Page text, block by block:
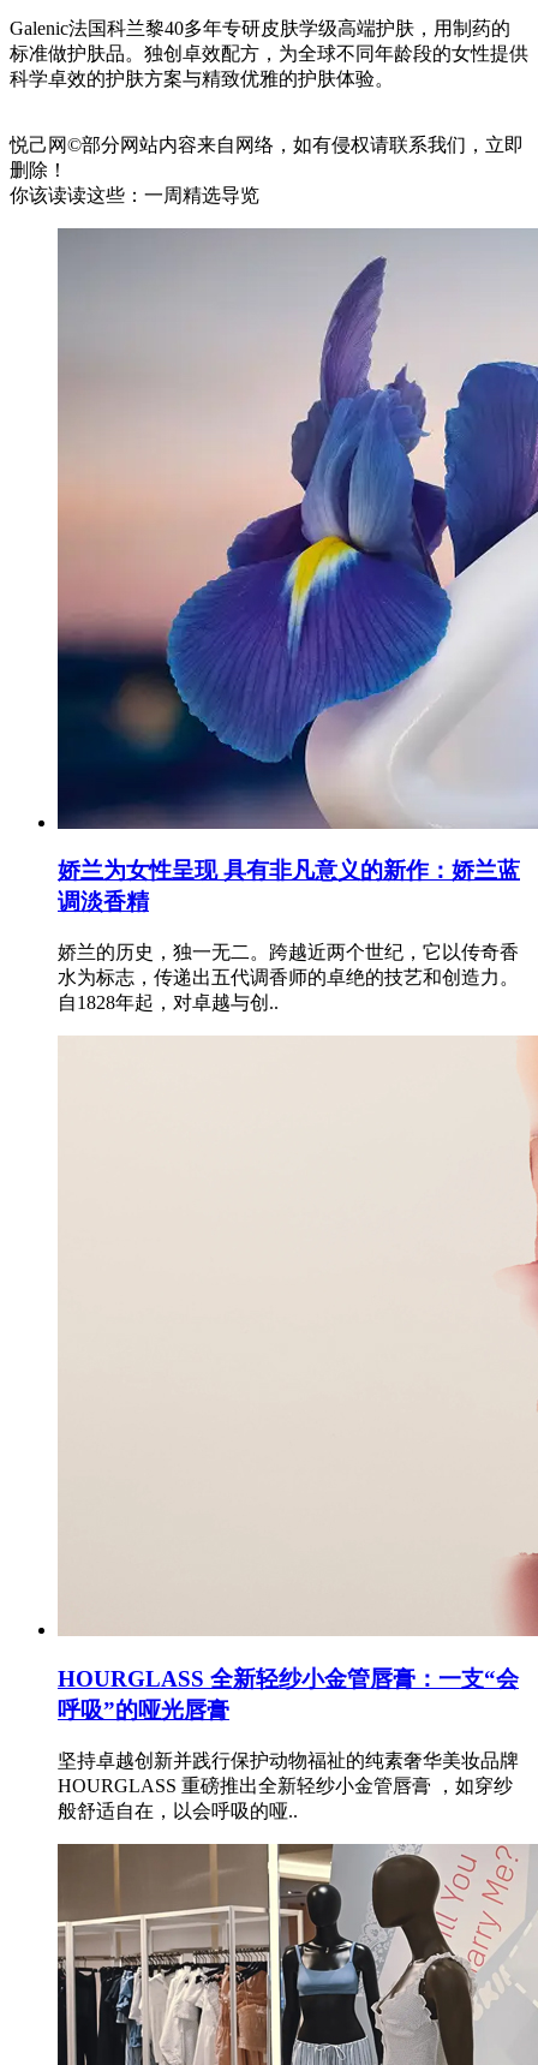
Galenic法国科兰黎40多年专研皮肤学级高端护肤，用制药的
标准做护肤品。独创卓效配方，为全球不同年龄段的女性提供
科学卓效的护肤方案与精致优雅的护肤体验。
悦己网©部分网站内容来自网络，如有侵权请联系我们，立即
删除！
你该读读这些：一周精选导览
娇兰为女性呈现 具有非凡意义的新作：娇兰蓝
调淡香精
娇兰的历史，独一无二。跨越近两个世纪，它以传奇香
水为标志，传递出五代调香师的卓绝的技艺和创造力。
自1828年起，对卓越与创..
HOURGLASS 全新轻纱小金管唇膏：一支“会
呼吸”的哑光唇膏
坚持卓越创新并践行保护动物福祉的纯素奢华美妆品牌
HOURGLASS 重磅推出全新轻纱小金管唇膏 ，如穿纱
般舒适自在，以会呼吸的哑..